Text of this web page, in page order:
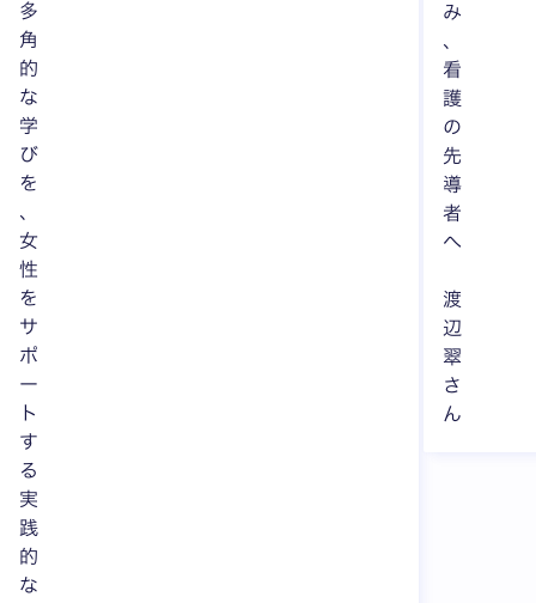
多
角
的
な
学
び
を
、
女
性
を
サ
ポ
ー
ト
す
る
実
践
的
な
み
、
看
護
の
先
導
者
へ
渡
辺
翠
さ
ん